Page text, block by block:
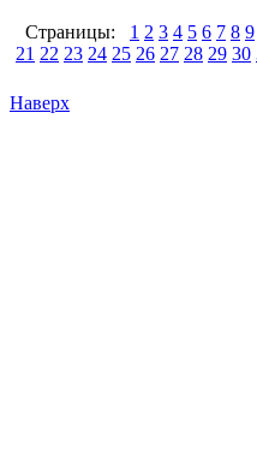
Страницы: 1 2 3 4 5 6 7 8 9
21 22 23 24 25 26 27 28 29 30
Наверх